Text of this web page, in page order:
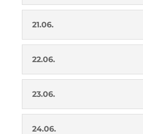
21.06.
22.06.
23.06.
24.06.